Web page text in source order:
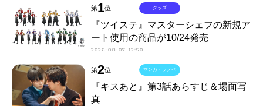
第1位
『ツイステ』マスターシェフの新規ア
ート使用の商品が10/24発売
2026-08-07 12:50
グッズ
第2位
『キスあと』第3話あらすじ＆場面写
真
マンガ・ラノベ